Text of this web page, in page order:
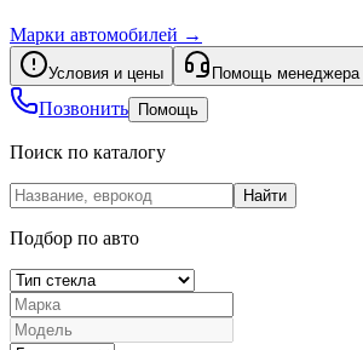
Марки автомобилей →
Условия и цены Помощь менеджера
Позвонить Помощь
Поиск по каталогу
Найти
Подбор по авто